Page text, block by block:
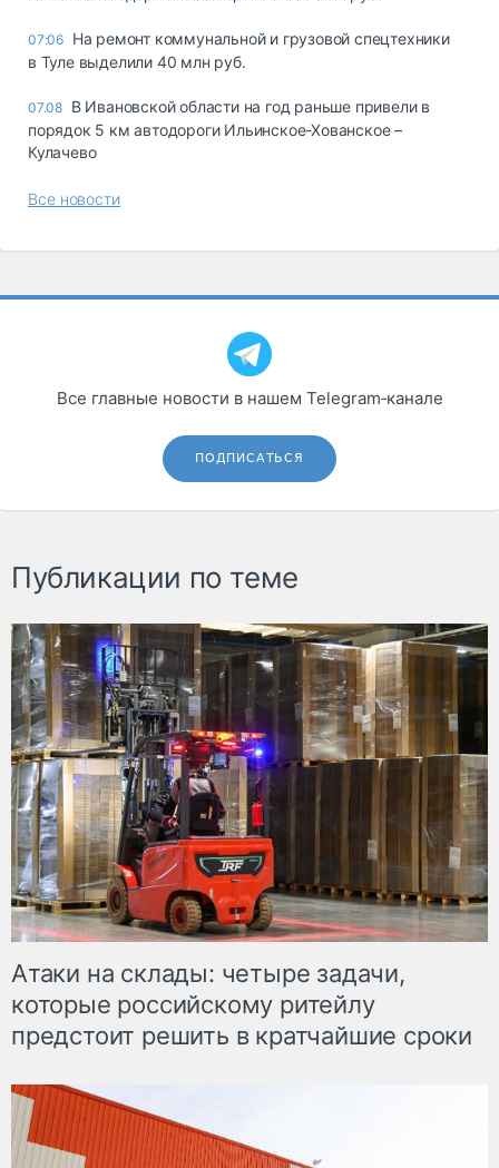
07:06 На ремонт коммунальной и грузовой спецтехники
в Туле выделили 40 млн руб.
07.08 В Ивановской области на год раньше привели в
порядок 5 км автодороги Ильинское-Хованское –
Кулачево
Все новости
Все главные новости в нашем Telegram‑канале
ПОДПИСАТЬСЯ
Публикации по теме
Атаки на склады: четыре задачи,
которые российскому ритейлу
предстоит решить в кратчайшие сроки